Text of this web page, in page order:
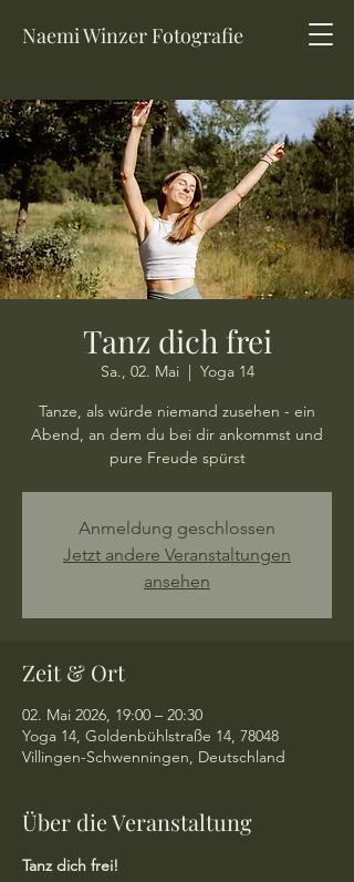
Naemi Winzer Fotografie
Tanz dich frei
Sa., 02. Mai
  |
Yoga 14
Tanze, als würde niemand zusehen - ein
Abend, an dem du bei dir ankommst und
pure Freude spürst
Anmeldung geschlossen
Jetzt andere Veranstaltungen
ansehen
Zeit & Ort
02. Mai 2026, 19:00 – 20:30
Yoga 14, Goldenbühlstraße 14, 78048
Villingen-Schwenningen, Deutschland
Über die Veranstaltung
Tanz dich frei!